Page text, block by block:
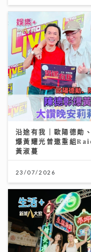
沿途有我｜歐陽德勛
爆黃耀光曾邀重組
黃淑蔓
23/07/2026